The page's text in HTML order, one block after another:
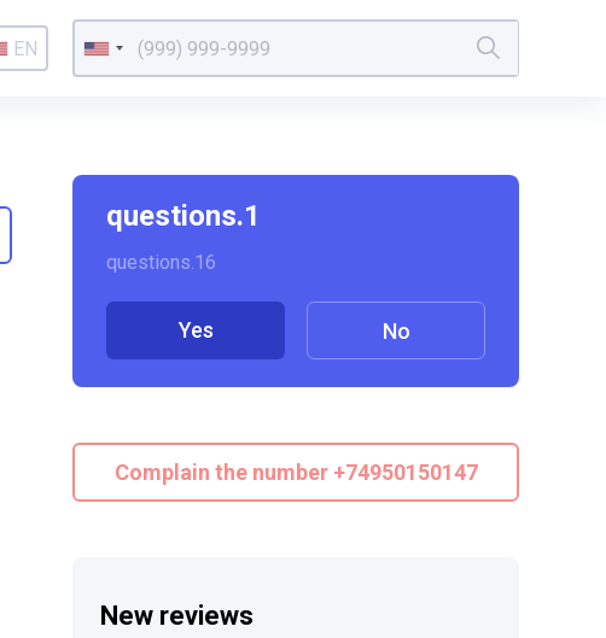
EN
questions.1
questions.16
Yes No
Complain the number +74950150147
New reviews